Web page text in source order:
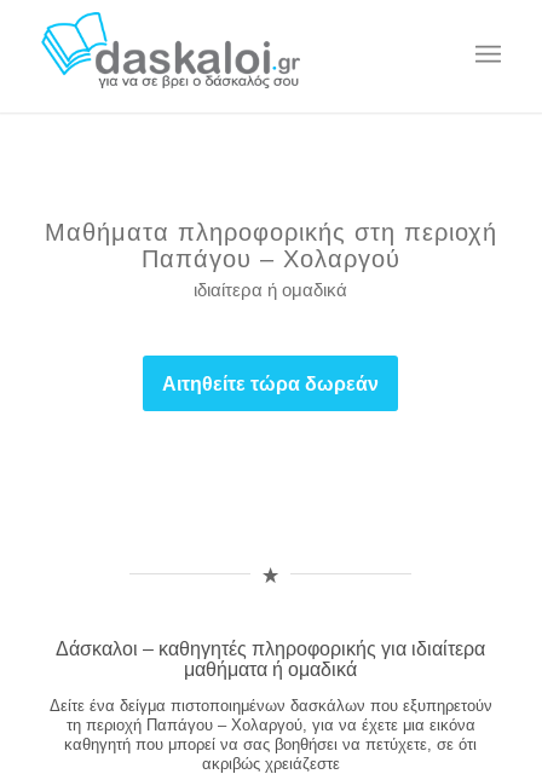
Μαθήματα πληροφορικής στη περιοχή
Παπάγου – Χολαργού
ιδιαίτερα ή ομαδικά
Αιτηθείτε τώρα δωρεάν
Δάσκαλοι – καθηγητές πληροφορικής για ιδιαίτερα
μαθήματα ή ομαδικά
Δείτε ένα δείγμα πιστοποιημένων δασκάλων που εξυπηρετούν
τη περιοχή Παπάγου – Χολαργού, για να έχετε μια εικόνα
καθηγητή που μπορεί να σας βοηθήσει να πετύχετε, σε ότι
ακριβώς χρειάζεστε